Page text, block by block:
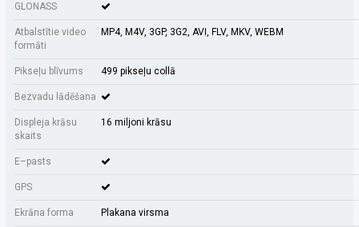
GLONASS
Atbalstītie video
formāti
MP4, M4V, 3GP, 3G2, AVI, FLV, MKV, WEBM
Pikseļu blīvums 499 pikseļu collā
Bezvadu lādēšana
Displeja krāsu
skaits
16 miljoni krāsu
E–pasts
GPS
Ekrāna forma Plakana virsma